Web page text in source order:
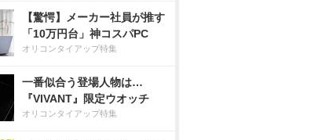
【驚愕】メーカー社員が推す
「10万円台」神コスパPC
オリコンタイアップ特集
一番似合う登場人物は…
『VIVANT』限定ウオッチ
オリコンタイアップ特集